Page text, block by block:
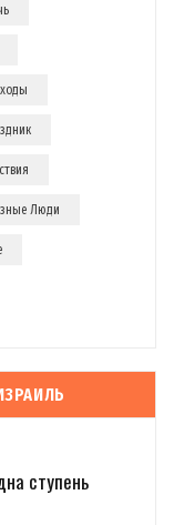
Люди
ступень